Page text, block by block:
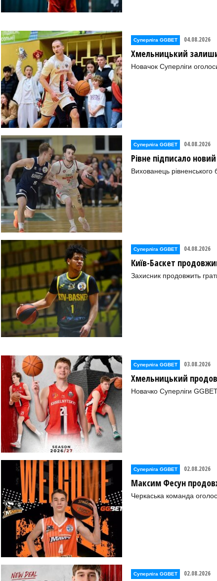
Суперліга GGBET 04.08.2026
Хмельницький
Новачок Суперліги
Суперліга GGBET 04.08.2026
Рівне підписало
Вихованець рівненського
Суперліга GGBET 04.08.2026
Київ-Баскет
Захисник продовжить
Суперліга GGBET 03.08.2026
Хмельницький
Новачко Суперліги
Суперліга GGBET 02.08.2026
Максим Фесун
Черкаська команда
Суперліга GGBET 02.08.2026